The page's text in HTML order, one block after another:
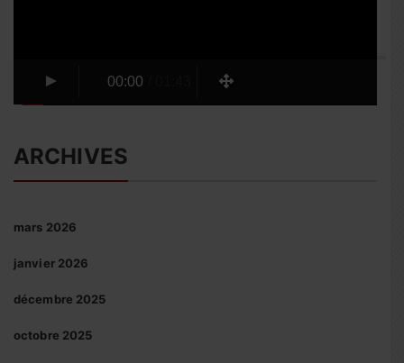
00:00
ARCHIVES
mars 2026
janvier 2026
décembre 2025
octobre 2025